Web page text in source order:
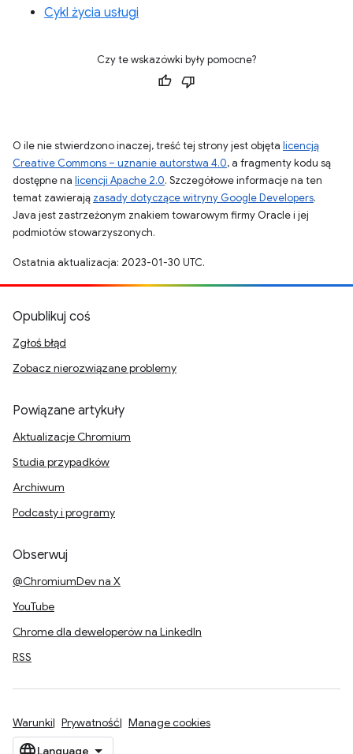
Cykl życia usługi
Czy te wskazówki były pomocne?
O ile nie stwierdzono inaczej, treść tej strony jest objęta licencją
Creative Commons – uznanie autorstwa 4.0, a fragmenty kodu są
dostępne na licencji Apache 2.0. Szczegółowe informacje na ten
temat zawierają zasady dotyczące witryny Google Developers.
Java jest zastrzeżonym znakiem towarowym firmy Oracle i jej
podmiotów stowarzyszonych.
Ostatnia aktualizacja: 2023-01-30 UTC.
Opublikuj coś
Zgłoś błąd
Zobacz nierozwiązane problemy
Powiązane artykuły
Aktualizacje Chromium
Studia przypadków
Archiwum
Podcasty i programy
Obserwuj
@ChromiumDev na X
YouTube
Chrome dla deweloperów na LinkedIn
RSS
Warunki Prywatność Manage cookies